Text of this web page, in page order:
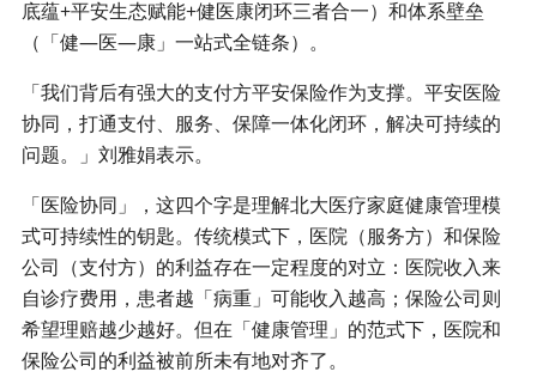
底蕴+平安生态赋能+健医康闭环三者合一）和体系壁垒
（「健—医—康」一站式全链条）。
「我们背后有强大的支付方平安保险作为支撑。平安医险
协同，打通支付、服务、保障一体化闭环，解决可持续的
问题。」刘雅娟表示。
「医险协同」，这四个字是理解北大医疗家庭健康管理模
式可持续性的钥匙。传统模式下，医院（服务方）和保险
公司（支付方）的利益存在一定程度的对立：医院收入来
自诊疗费用，患者越「病重」可能收入越高；保险公司则
希望理赔越少越好。但在「健康管理」的范式下，医院和
保险公司的利益被前所未有地对齐了。